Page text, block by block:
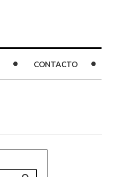
CONTACTO